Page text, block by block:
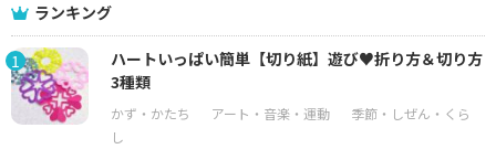
ランキング
1
ハートいっぱい簡単【切り紙】遊び♥折り方＆切り方
3種類